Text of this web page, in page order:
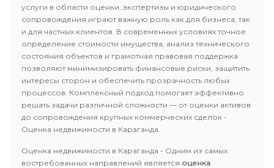
услуги в области оценки, экспертизы и юридического
сопровождения играют важную роль как для бизнеса, так
и для частных клиентов. В современных условиях точное
определение стоимости имущества, анализ технического
состояния объектов и грамотная правовая поддержка
позволяют минимизировать финансовые риски, защитить
интересы сторон и обеспечить прозрачность любых
процессов. Комплексный подход помогает эффективно
решать задачи различной сложности — от оценки активов
до сопровождения крупных коммерческих сделок -
Оценка недвижимости в Караганда.
Оценка недвижимости в Караганда - Одним из самых
востребованных направлений является оценка